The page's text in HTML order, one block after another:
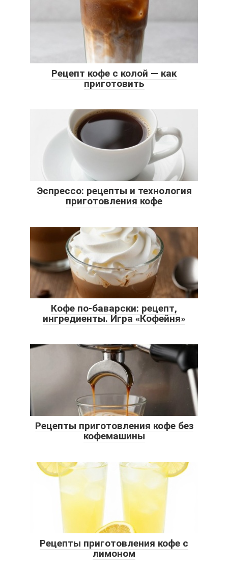
Рецепт кофе с колой — как
приготовить
Эспрессо: рецепты и технология
приготовления кофе
Кофе по-баварски: рецепт,
ингредиенты. Игра «Кофейня»
Рецепты приготовления кофе без
кофемашины
Рецепты приготовления кофе с
лимоном